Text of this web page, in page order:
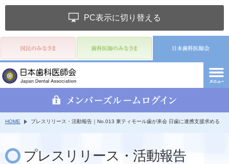
PC表示に切り替える
HOME プレスリリース・活動報告｜No.013 東ティモール歯が来会 日歯に連携支援求める
プレスリリース・活動報告